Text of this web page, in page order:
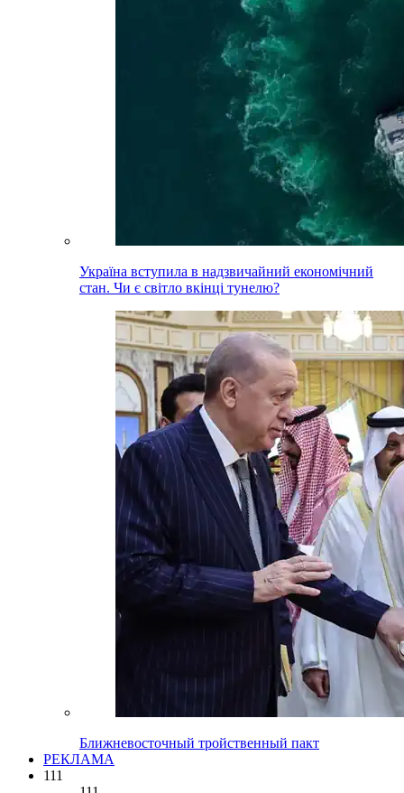
Україна вступила в надзвичайний економічний
стан. Чи є світло вкінці тунелю?
Ближневосточный тройственный пакт
РЕКЛАМА
111